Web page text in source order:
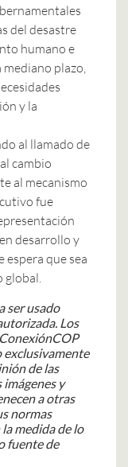
del desastre
humano e
plazo,
y la
al llamado de
cambio
al mecanismo
fue
desarrollo y
que sea
ser usado
Los
exclusivamente
de las
imágenes y
a otras
normas
medida de lo
fuente de